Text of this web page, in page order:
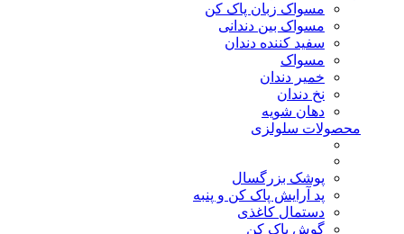
مسواک زبان پاک کن
مسواک بین دندانی
سفید کننده دندان
مسواک
خمیر دندان
نخ دندان
دهان شویه
محصولات سلولزی
پوشک بزرگسال
پد آرایش پاک کن و پنبه
دستمال کاغذی
گوش پاک کن